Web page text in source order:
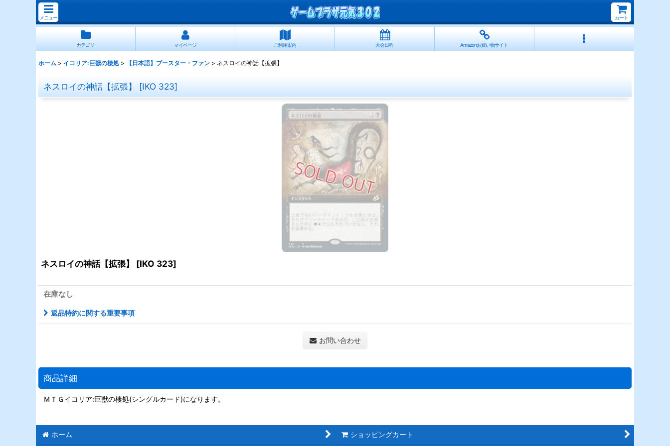
メニュー カート
カテゴリ マイページ ご利用案内 大会日程 Amazonお買い物サイト
ホーム > イコリア:巨獣の棲処 > 【日本語】ブースター・ファン > ネスロイの神話【拡張】
ネスロイの神話【拡張】 [IKO 323]
ネスロイの神話【拡張】 [IKO 323]
在庫なし
返品特約に関する重要事項
お問い合わせ
商品詳細
ＭＴＧイコリア:巨獣の棲処(シングルカード)になります。
ホーム ショッピングカート